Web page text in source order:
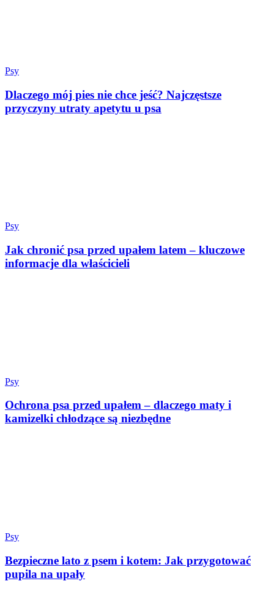
Psy
Dlaczego mój pies nie chce jeść? Najczęstsze
przyczyny utraty apetytu u psa
Psy
Jak chronić psa przed upałem latem – kluczowe
informacje dla właścicieli
Psy
Ochrona psa przed upałem – dlaczego maty i
kamizelki chłodzące są niezbędne
Psy
Bezpieczne lato z psem i kotem: Jak przygotować
pupila na upały